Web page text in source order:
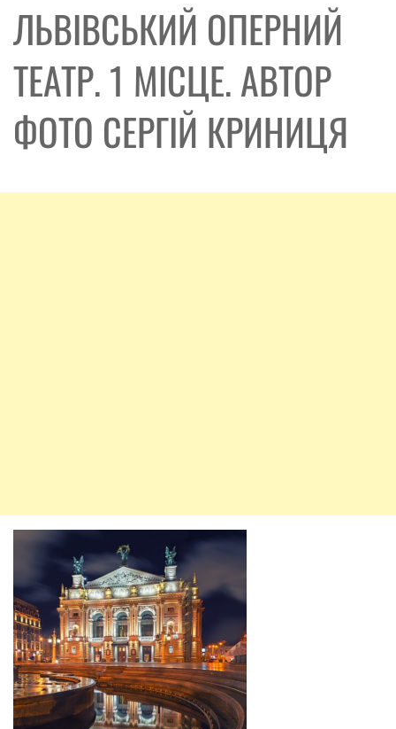
ЛЬВІВСЬКИЙ ОПЕРНИЙ
ТЕАТР. 1 МІСЦЕ. АВТОР
ФОТО СЕРГІЙ КРИНИЦЯ